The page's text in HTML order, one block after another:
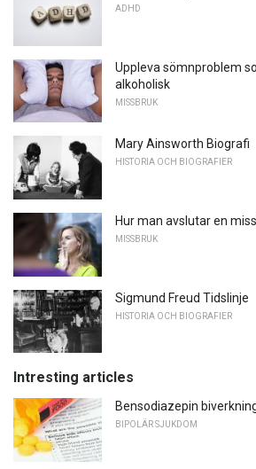
ADHD
Uppleva sömnproblem
alkoholisk
MISSBRUK
Mary Ainsworth Biografi
HISTORIA OCH BIOGRAFIER
Hur man avslutar en
MISSBRUK
Sigmund Freud Tidslinje
HISTORIA OCH BIOGRAFIER
Intresting articles
Bensodiazepin
BIPOLÄR SJUKDOM